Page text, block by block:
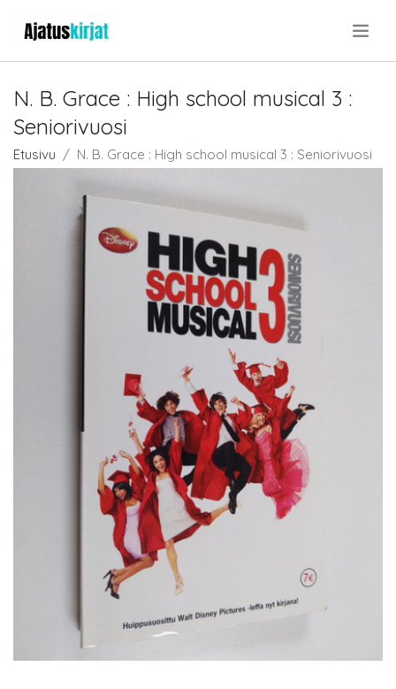
N. B. Grace : High school musical 3 :
Seniorivuosi
Etusivu N. B. Grace : High school musical 3 : Seniorivuosi